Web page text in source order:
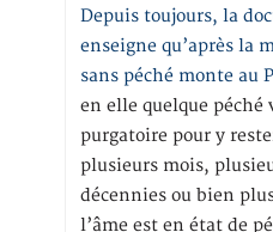
Depuis toujours, la
enseigne qu’après la
sans péché monte au
en elle quelque péché
purgatoire pour y
plusieurs mois,
décennies ou bien
l’âme est en état de